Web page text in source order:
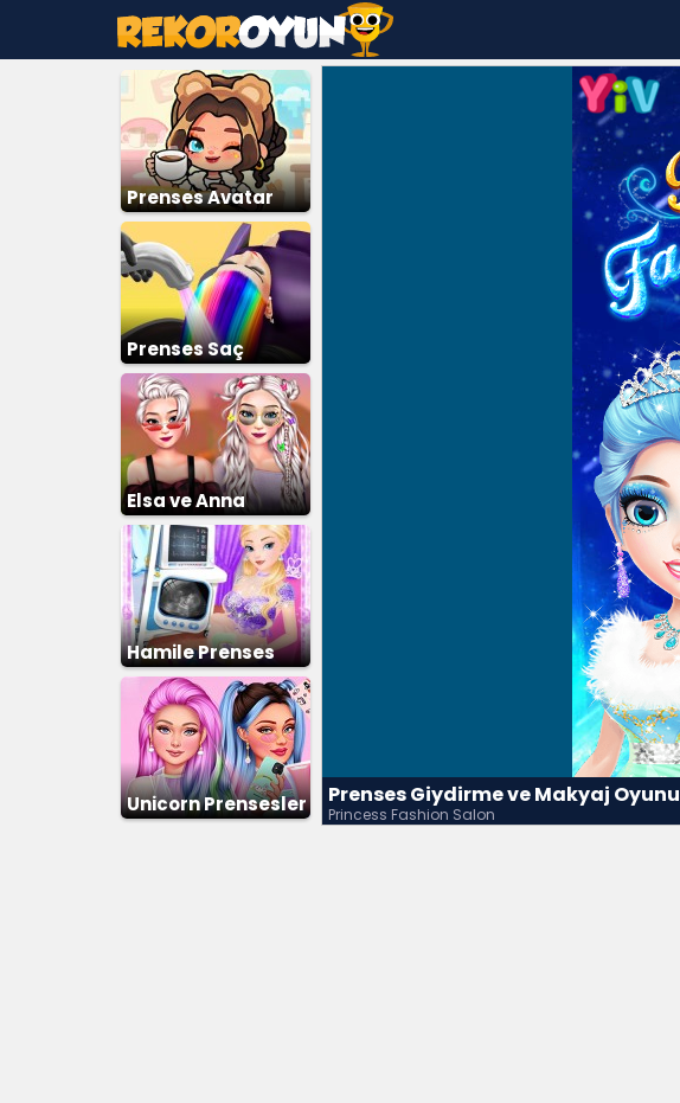
Prenses Avatar
Dünyası
Prenses Saç
Boyama
Elsa ve Anna
Giydirme
Hamile Prenses
Unicorn Prensesler Prenses Giydirme ve Makyaj Oyunu
Princess Fashion Salon